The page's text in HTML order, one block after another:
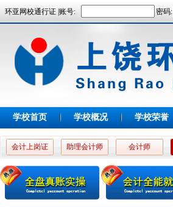
环亚网校通行证 |账号: 密码:
学校首页 学校概况 学校荣誉
会计上岗证 助理会计师 会计师
高老师